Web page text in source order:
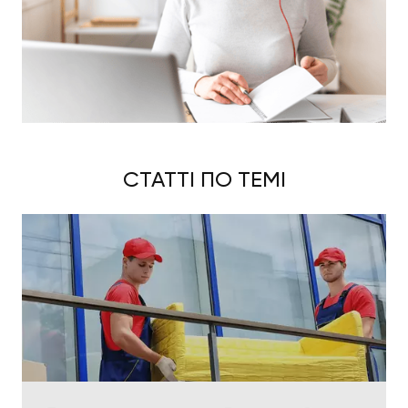
У будь-якому випадку для того аби детальніше
обговорити співпрацю, зверніться до нашого
менеджера.
Фахівець компанії вислухає ваші побажання,
поставить всі необхідні уточнюючі питання та
зробить детальний прорахунок вартості. Таким
Щоб організувати оперативне вивезення з
подальшою утилізацією меблів та інших
непотрібних вам речей, що ще зможуть вірою та
правдою послужити комусь іншому,
зателефонуйте представнику компанії Мувінг
Експерт, використовуючи один із номерів
телефонів:
СТАТТІ ПО ТЕМІ